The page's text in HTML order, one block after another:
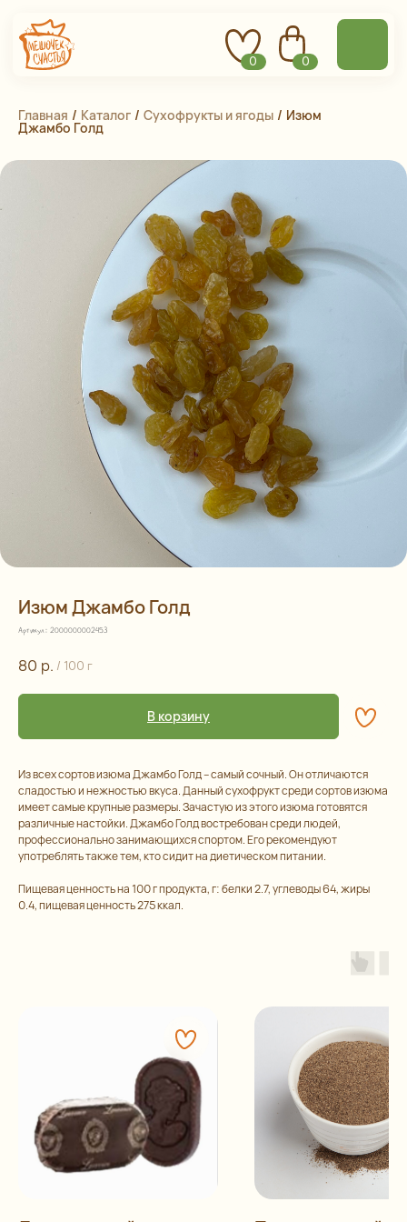
Главная / Каталог / Сухофрукты и ягоды / Изюм
Джамбо Голд
Изюм Джамбо Голд
Артикул: 2000000002453
80 р. / 100 г
В корзину
Из всех сортов изюма Джамбо Голд – самый сочный. Он отличаются
сладостью и нежностью вкуса. Данный сухофрукт среди сортов изюма
имеет самые крупные размеры. Зачастую из этого изюма готовятся
различные настойки. Джамбо Голд востребован среди людей,
профессионально занимающихся спортом. Его рекомендуют
употреблять также тем, кто сидит на диетическом питании.
Пищевая ценность на 100 г продукта, г: белки 2.7, углеводы 64, жиры
0.4, пищевая ценность 275 ккал.
Остались
вопросы?